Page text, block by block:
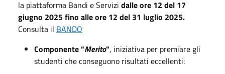
la piattaforma Bandi e Servizi dalle ore 12 del 17
giugno 2025 fino alle ore 12 del 31 luglio 2025.
Consulta il BANDO
Componente "Merito", iniziativa per premiare gli
studenti che conseguono risultati eccellenti: